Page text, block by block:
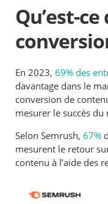
Qu’est-
En 2023, 69% des
davantage dans le
conversion de
mesurer le succès
Selon Semrush, 67%
mesurent le retour
contenu à l’aide des